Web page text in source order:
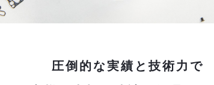
圧倒的な実績と技術力で